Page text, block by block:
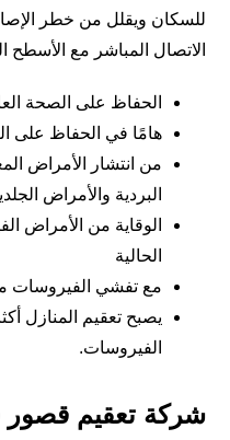
للسكان ويقلل من خطر
الاتصال المباشر مع الأسطح
الحفاظ على الصحة
هامًا في الحفاظ على
من انتشار الأمراض
البردية والأمراض
الوقاية من الأمراض
الحالية
مع تفشي الفيروسات
يصبح تعقيم المنازل
الفيروسات.
شركة تعقيم قصور